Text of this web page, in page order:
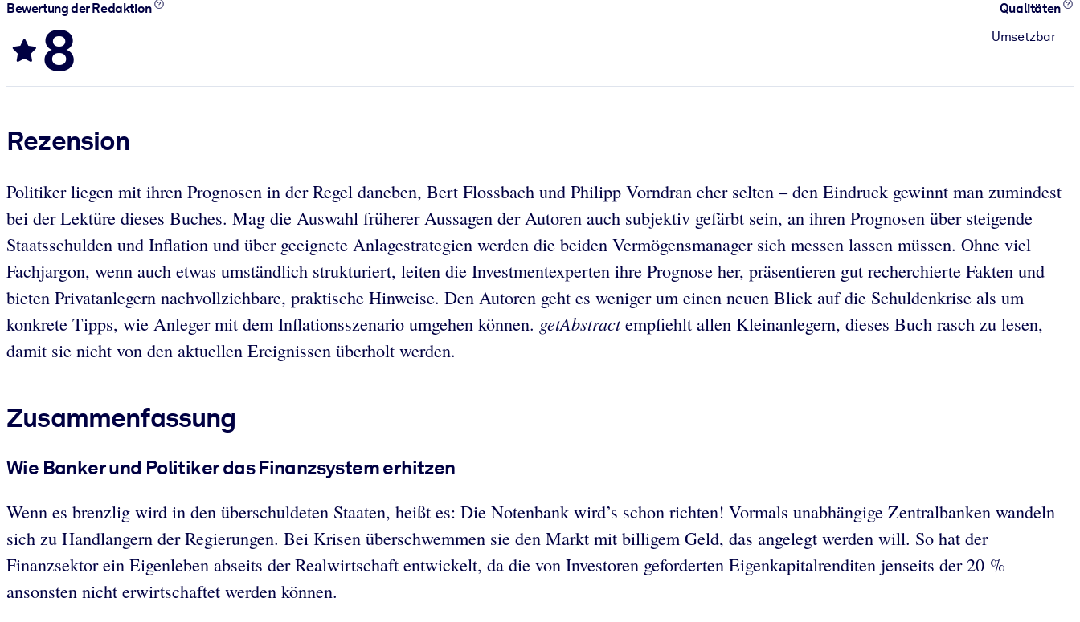
Bewertung der Redaktion
8
Qualitäten
Umsetzbar
Rezension
Politiker liegen mit ihren Prognosen in der Regel daneben, Bert Flossbach und Philipp Vorndran eher selten – den Eindruck gewinnt man zumindest
bei der Lektüre dieses Buches. Mag die Auswahl früherer Aussagen der Autoren auch subjektiv gefärbt sein, an ihren Prognosen über steigende
Staatsschulden und Inflation und über geeignete Anlagestrategien werden die beiden Vermögensmanager sich messen lassen müssen. Ohne viel
Fachjargon, wenn auch etwas umständlich strukturiert, leiten die Investmentexperten ihre Prognose her, präsentieren gut recherchierte Fakten und
bieten Privatanlegern nachvollziehbare, praktische Hinweise. Den Autoren geht es weniger um einen neuen Blick auf die Schuldenkrise als um
konkrete Tipps, wie Anleger mit dem Inflationsszenario umgehen können. getAbstractempfiehlt allen Kleinanlegern, dieses Buch rasch zu lesen,
damit sie nicht von den aktuellen Ereignissen überholt werden.
Zusammenfassung
Wie Banker und Politiker das Finanzsystem erhitzen
Wenn es brenzlig wird in den überschuldeten Staaten, heißt es: Die Notenbank wird’s schon richten! Vormals unabhängige Zentralbanken wandeln
sich zu Handlangern der Regierungen. Bei Krisen überschwemmen sie den Markt mit billigem Geld, das angelegt werden will. So hat der
Finanzsektor ein Eigenleben abseits der Realwirtschaft entwickelt, da die von Investoren geforderten Eigenkapitalrenditen jenseits der 20 %
ansonsten nicht erwirtschaftet werden können.